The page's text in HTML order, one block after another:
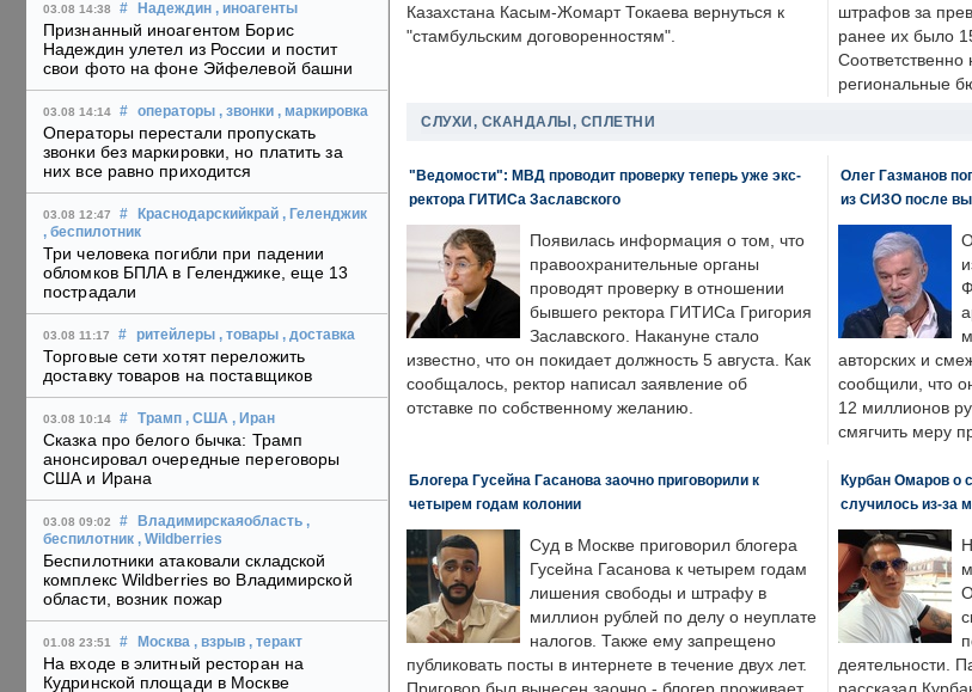
03.08 14:38 # Надеждин , иноагенты
Признанный иноагентом Борис
Надеждин улетел из России и постит
свои фото на фоне Эйфелевой башни
03.08 14:14 # операторы , звонки , маркировка
Операторы перестали пропускать
звонки без маркировки, но платить за
них все равно приходится
03.08 12:47 # Краснодарскийкрай , Геленджик
, беспилотник
Три человека погибли при падении
обломков БПЛА в Геленджике, еще 13
пострадали
03.08 11:17 # ритейлеры , товары , доставка
Торговые сети хотят переложить
доставку товаров на поставщиков
03.08 10:14 # Трамп , США , Иран
Сказка про белого бычка: Трамп
анонсировал очередные переговоры
США и Ирана
03.08 09:02 # Владимирскаяобласть ,
беспилотник , Wildberries
Беспилотники атаковали складской
комплекс Wildberries во Владимирской
области, возник пожар
01.08 23:51 # Москва , взрыв , теракт
На входе в элитный ресторан на
Кудринской площади в Москве
Казахстана Касым-Жомарт Токаева вернуться к
"стамбульским договоренностям".
штрафов за
ранее их было
Соответственно
региональные
СЛУХИ, СКАНДАЛЫ, СПЛЕТНИ
"Ведомости": МВД проводит проверку теперь уже экс-
ректора ГИТИСа Заславского
Появилась информация о том, что
правоохранительные органы
проводят проверку в отношении
бывшего ректора ГИТИСа Григория
Заславского. Накануне стало
известно, что он покидает должность 5 августа. Как
сообщалось, ректор написал заявление об
отставке по собственному желанию.
Олег Газманов
из СИЗО после
авторских и
сообщили, что
12 миллионов
смягчить меру
Блогера Гусейна Гасанова заочно приговорили к
четырем годам колонии
Суд в Москве приговорил блогера
Гусейна Гасанова к четырем годам
лишения свободы и штрафу в
миллион рублей по делу о неуплате
налогов. Также ему запрещено
публиковать посты в интернете в течение двух лет.
Курбан Омаров о
случилось из-за
деятельности.